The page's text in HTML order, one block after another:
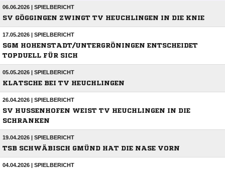
06.06.2026 | SPIELBERICHT
SV GÖGGINGEN ZWINGT TV HEUCHLINGEN IN DIE KNIE
17.05.2026 | SPIELBERICHT
SGM HOHENSTADT/UNTERGRÖNINGEN ENTSCHEIDET
TOPDUELL FÜR SICH
05.05.2026 | SPIELBERICHT
KLATSCHE BEI TV HEUCHLINGEN
26.04.2026 | SPIELBERICHT
SV HUSSENHOFEN WEIST TV HEUCHLINGEN IN DIE
SCHRANKEN
19.04.2026 | SPIELBERICHT
TSB SCHWÄBISCH GMÜND HAT DIE NASE VORN
04.04.2026 | SPIELBERICHT